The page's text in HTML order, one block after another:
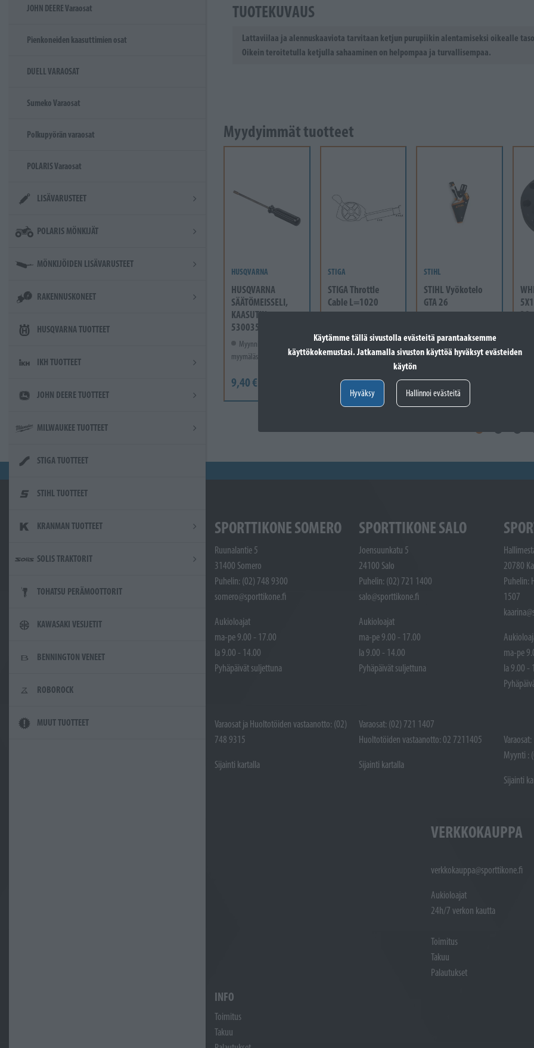
Käytämme tällä sivustolla evästeitä parantaaksemme
käyttökokemustasi. Jatkamalla sivuston käyttöä hyväksyt evästeiden
käytön
Hyväksy Hallinnoi evästeitä
JOHN DEERE Varaosat
Pienkoneiden kaasuttimien osat
DUELL VARAOSAT
Sumeko Varaosat
Polkupyörän varaosat
POLARIS Varaosat
LISÄVARUSTEET
POLARIS MÖNKIJÄT
MÖNKIJÖIDEN LISÄVARUSTEET
RAKENNUSKONEET
HUSQVARNA TUOTTEET
IKH TUOTTEET
JOHN DEERE TUOTTEET
MILWAUKEE TUOTTEET
STIGA TUOTTEET
STIHL TUOTTEET
KRANMAN TUOTTEET
SOLIS TRAKTORIT
TOHATSU PERÄMOOTTORIT
KAWASAKI VESIJETIT
BENNINGTON VENEET
ROBOROCK
MUUT TUOTTEET
TUOTEKUVAUS
Lattaviilaa ja alennuskaaviota tarvitaan ketjun purupiikin alentamiseksi oikealle
Oikein teroitetulla ketjulla sahaaminen on helpompaa ja turvallisempaa.
Myydyimmät tuotteet
HUSQVARNA
HUSQVARNA
SÄÄTÖMEISSELI,
KAASUTIN
5300355-60
Myynnissä vain
myymälässä.
9,40 € Valitse vaihtoehto
STIGA
STIGA Throttle
Cable L=1020
24,60 € Lisää koriin
STIHL
STIHL Vyökotelo
GTA 26
41,60 € Lisää koriin
SPORTTIKONE SOMERO
Ruunalantie 5
31400 Somero
Puhelin: (02) 748 9300
somero@sporttikone.fi
Aukioloajat
ma-pe 9.00 - 17.00
la 9.00 - 14.00
Pyhäpäivät suljettuna
Varaosat ja Huoltotöiden vastaanotto: (02)
748 9315
Sijainti kartalla
SPORTTIKONE SALO
Joensuunkatu 5
24100 Salo
Puhelin: (02) 721 1400
salo@sporttikone.fi
Aukioloajat
ma-pe 9.00 - 17.00
la 9.00 - 14.00
Pyhäpäivät suljettuna
Varaosat: (02) 721 1407
Huoltotöiden vastaanotto: 02 7211405
Sijainti kartalla
20780
Puhelin:
1507
ma-pe
la 9.00 -
Myynti :
Sijainti
VERKKOKAUPPA
verkkokauppa@sporttikone.fi
Aukioloajat
24h/7 verkon kautta
Toimitus
Takuu
Palautukset
INFO
Toimitus
Takuu